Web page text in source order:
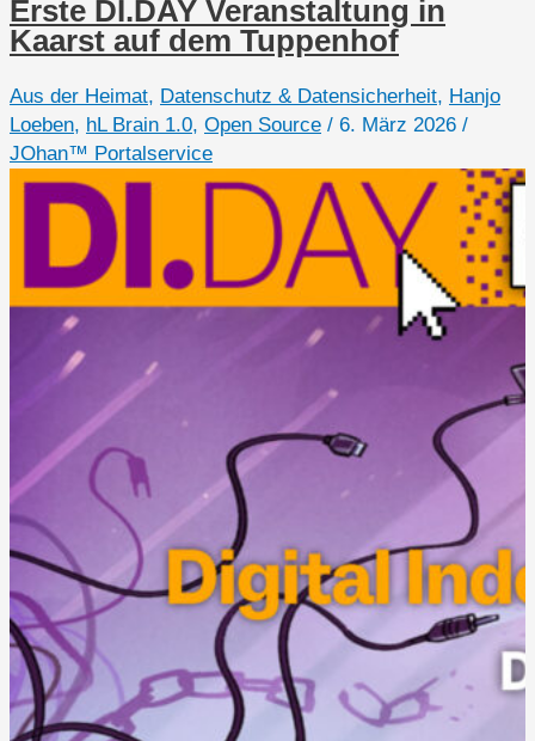
–
Tröten
statt
zwitschern
Erste DI.DAY Veranstaltung in
Kaarst auf dem Tuppenhof
Aus der Heimat, Datenschutz & Datensicherheit, Hanjo
Loeben, hL Brain 1.0, Open Source / 6. März 2026 /
JOhan™ Portalservice